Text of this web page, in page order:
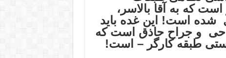
که به آقا بالاسر،
شده است! این غده باید
و جراح حاذق است که
طبقه کارگر – است!